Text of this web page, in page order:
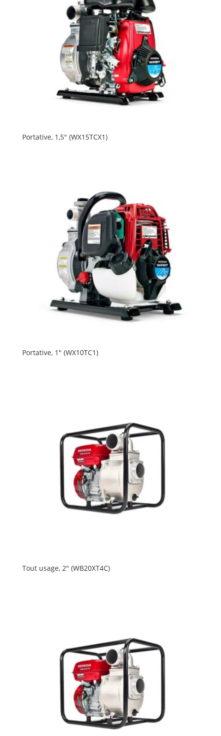
Portative, 1,5″ (WX15TCX1)
Portative, 1″ (WX10TC1)
Tout usage, 2″ (WB20XT4C)